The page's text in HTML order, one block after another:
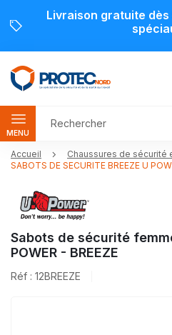
Livraison gratuite
MENU
Accueil
Chaussures de sécurité
SABOTS DE SECURITE BREEZE U
Sabots de sécurité
POWER - BREEZE
Réf : 12BREEZE